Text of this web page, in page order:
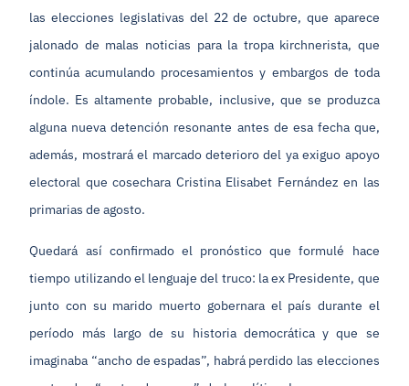
las elecciones legislativas del 22 de octubre, que aparece
jalonado de malas noticias para la tropa kirchnerista, que
continúa acumulando procesamientos y embargos de toda
índole. Es altamente probable, inclusive, que se produzca
alguna nueva detención resonante antes de esa fecha que,
además, mostrará el marcado deterioro del ya exiguo apoyo
electoral que cosechara Cristina Elisabet Fernández en las
primarias de agosto.
Quedará así confirmado el pronóstico que formulé hace
tiempo utilizando el lenguaje del truco: la ex Presidente, que
junto con su marido muerto gobernara el país durante el
período más largo de su historia democrática y que se
imaginaba “ancho de espadas”, habrá perdido las elecciones